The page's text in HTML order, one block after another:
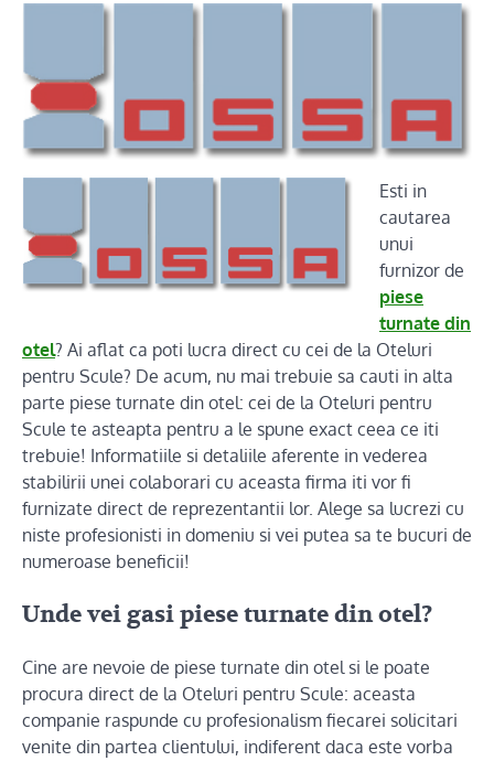
Esti in
cautarea
unui
furnizor de
piese
turnate din
otel? Ai aflat ca poti lucra direct cu cei de la Oteluri
pentru Scule? De acum, nu mai trebuie sa cauti in alta
parte piese turnate din otel: cei de la Oteluri pentru
Scule te asteapta pentru a le spune exact ceea ce iti
trebuie! Informatiile si detaliile aferente in vederea
stabilirii unei colaborari cu aceasta firma iti vor fi
furnizate direct de reprezentantii lor. Alege sa lucrezi cu
niste profesionisti in domeniu si vei putea sa te bucuri de
numeroase beneficii!
Unde vei gasi piese turnate din otel?
Cine are nevoie de piese turnate din otel si le poate
procura direct de la Oteluri pentru Scule: aceasta
companie raspunde cu profesionalism fiecarei solicitari
venite din partea clientului, indiferent daca este vorba